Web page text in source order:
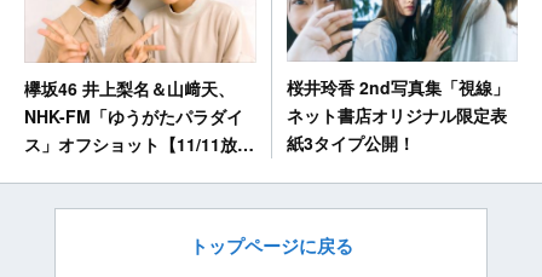
欅坂46 井上梨名＆山﨑天、
NHK-FM「ゆうがたパラダイ
ス」オフショット【11/11放送
桜井玲香 2nd写真集「視線」
ネット書店オリジナル限定表
紙3タイプ公開！
トップページに戻る